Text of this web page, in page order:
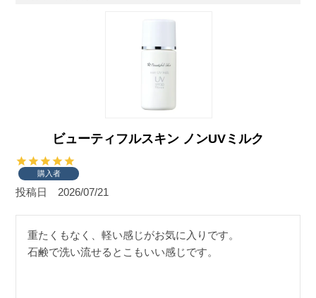
ビューティフルスキン ノンUVミルク
購入者
投稿日 2026/07/21
重たくもなく、軽い感じがお気に入りです。